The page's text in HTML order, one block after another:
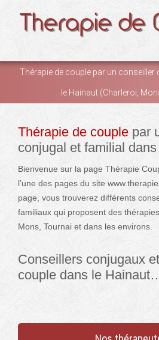
Thérapie de couple par un
le Hainaut (Charleroi,
Thérapie de couple par
conjugal et familial
Bienvenue sur la page Thérapie
l’une des pages du site
page, vous trouverez différents
familiaux qui proposent des
Mons, Tournai et dans les environs.
Conseillers conjugaux
couple dans le